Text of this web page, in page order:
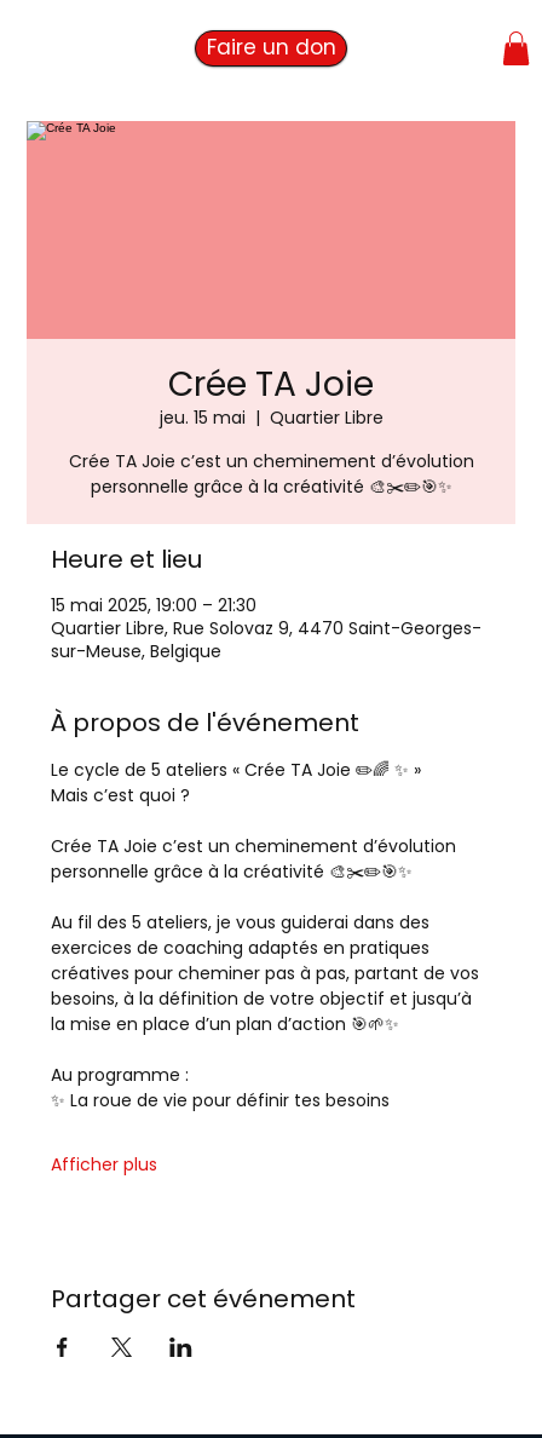
Faire un don
Crée TA Joie
jeu. 15 mai
  |
Quartier Libre
Crée TA Joie c’est un cheminement d’évolution
Heure et lieu
15 mai 2025, 19:00 – 21:30
Quartier Libre, Rue Solovaz 9, 4470 Saint-Georges-
sur-Meuse, Belgique
À propos de l'événement
Le cycle de 5 ateliers « Crée TA Joie ✏️🌈 ✨ »
Mais c’est quoi ?
Crée TA Joie c’est un cheminement d’évolution
personnelle grâce à la créativité 🎨✂️✏️🎯✨
Au fil des 5 ateliers, je vous guiderai dans des
exercices de coaching adaptés en pratiques
créatives pour cheminer pas à pas, partant de vos
besoins, à la définition de votre objectif et jusqu’à
la mise en place d’un plan d’action 🎯🌱✨
Au programme :
✨ La roue de vie pour définir tes besoins
Afficher plus
Partager cet événement